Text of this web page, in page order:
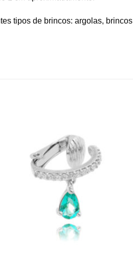
tipos de brincos: argolas, brincos